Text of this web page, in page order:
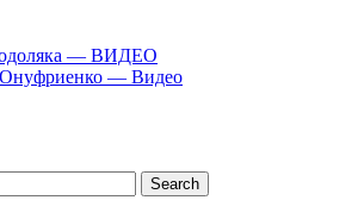
— ВИДЕО
— Видео
Search